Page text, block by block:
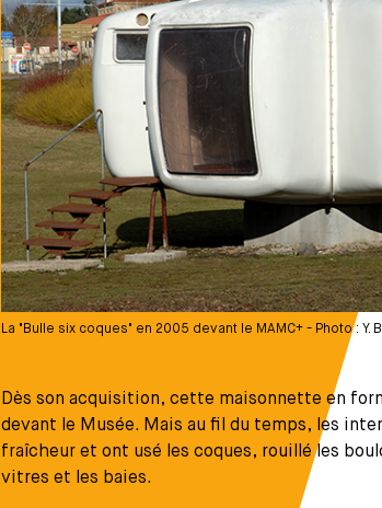
La "Bulle six coques" en 2005 devant le MAMC+ - Photo : Y.
Dès son acquisition, cette maisonnette en
devant le Musée. Mais au fil du temps, les
fraîcheur et ont usé les coques, rouillé les
vitres et les baies.